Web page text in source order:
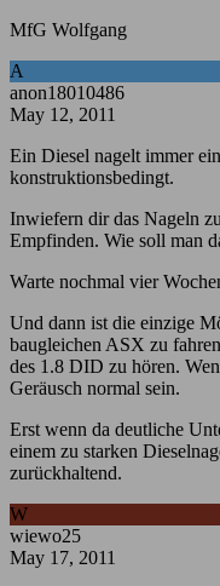
MfG Wolfgang
A
anon18010486
May 12, 2011
Ein Diesel nagelt immer
konstruktionsbedingt.
Inwiefern dir das Nageln
Empfinden. Wie soll man
Warte nochmal vier
Und dann ist die einzige
baugleichen ASX zu
des 1.8 DID zu hören.
Geräusch normal sein.
Erst wenn da deutliche
einem zu starken
zurückhaltend.
W
wiewo25
May 17, 2011